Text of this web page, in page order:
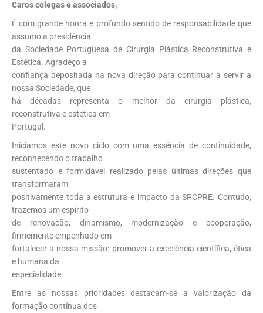
Caros colegas e associados,
É com grande honra e profundo sentido de responsabilidade que
assumo a presidência
da Sociedade Portuguesa de Cirurgia Plástica Reconstrutiva e
Estética. Agradeço a
confiança depositada na nova direção para continuar a servir a
nossa Sociedade, que
há décadas representa o melhor da cirurgia plástica,
reconstrutiva e estética em
Portugal.
Iniciamos este novo ciclo com uma essência de continuidade,
reconhecendo o trabalho
sustentado e formidável realizado pelas últimas direções que
transformaram
positivamente toda a estrutura e impacto da SPCPRE. Contudo,
trazemos um espírito
de renovação, dinamismo, modernização e cooperação,
firmemente empenhado em
fortalecer a nossa missão: promover a excelência científica, ética
e humana da
especialidade.
Entre as nossas prioridades destacam-se a valorização da
formação contínua dos